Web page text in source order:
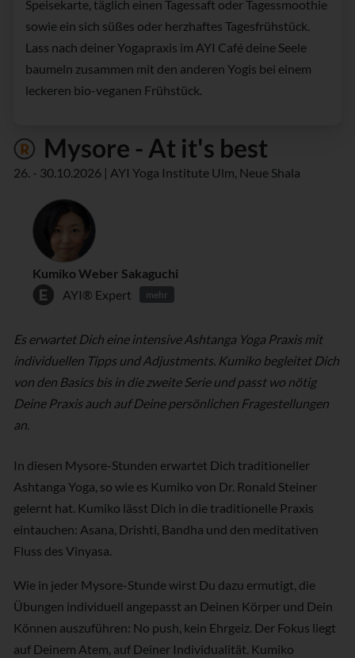
Speisekarte, täglich einen Tagessaft oder Tagessmoothie
sowie ein sich süßes oder herzhaftes Tagesfrühstück.
Lass nach deiner Yogapraxis im AYI Café deine Seele
baumeln zusammen mit den anderen Yogis bei einem
leckeren bio-veganen Frühstück.
Mysore - At it's best
26. - 30.10.2026 | AYI Yoga Institute Ulm, Neue Shala
Kumiko Weber Sakaguchi
AYI® Expert
mehr
Es erwartet Dich eine intensive Ashtanga Yoga Praxis mit
individuellen Tipps und Adjustments. Kumiko begleitet Dich
von den Basics bis in die zweite Serie und passt wo nötig
Deine Praxis auch auf Deine persönlichen Fragestellungen
an.
In diesen Mysore-Stunden erwartet Dich traditioneller
Ashtanga Yoga, so wie es Kumiko von Dr. Ronald Steiner
gelernt hat. Kumiko lässt Dich in die traditionelle Praxis
eintauchen: Asana, Drishti, Bandha und den meditativen
Fluss des Vinyasa.
Wie in jeder Mysore-Stunde wirst Du dazu ermutigt, die
Übungen individuell angepasst an Deinen Körper und Dein
Können auszuführen: No push, kein Ehrgeiz. Der Fokus liegt
auf Deinem Atem, auf Deiner Individualität. Kumiko